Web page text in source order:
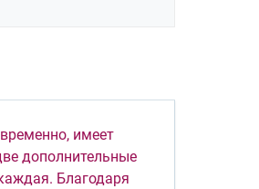
имеет
дополнительные
Благодаря